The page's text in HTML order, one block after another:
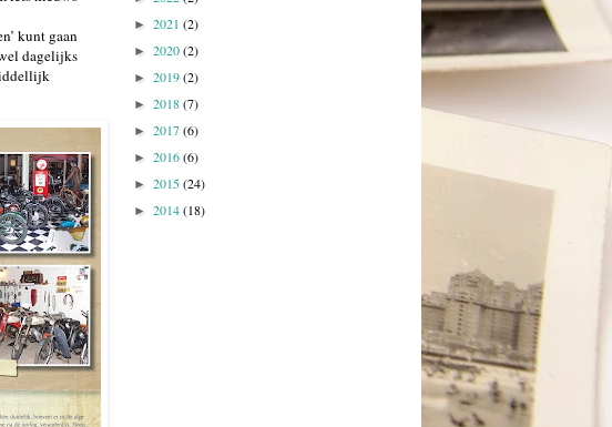
kunt gaan
dagelijks
► 2021 (2)
► 2020(2)
► 2019(2)
► 2018(7)
► 2017(6)
► 2016(6)
► 2015(24)
► 2014(18)